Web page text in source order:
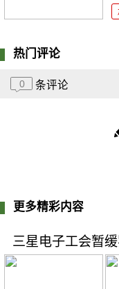
热门评论
0 条评论
更多精彩内容
三星电子工会暂